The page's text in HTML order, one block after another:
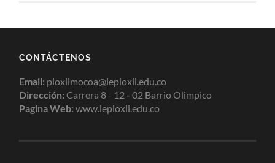
CONTÁCTENOS
Email: pioxiimocoa@iepioxii.edu.co
Dirección: Carrera 8 - 12 - 02 Barrio Olimpico
Pagina Web: www.iepioxii.edu.co